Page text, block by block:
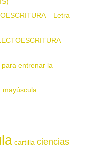
– Letra
entrenar la
mayúscula
cartilla ciencias